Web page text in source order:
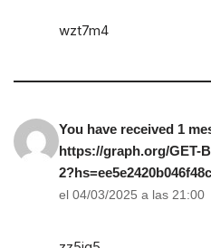
wzt7m4
You have received 1
https://graph.org/GET-
el 04/03/2025 a las 21:00